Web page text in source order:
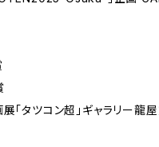
タツコン超」ギャラリー龍